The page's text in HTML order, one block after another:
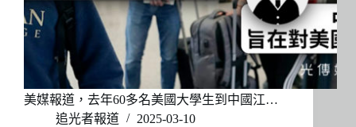
美媒報道，去年60多名美國大學生到中國江…
追光者報道
2025-03-10